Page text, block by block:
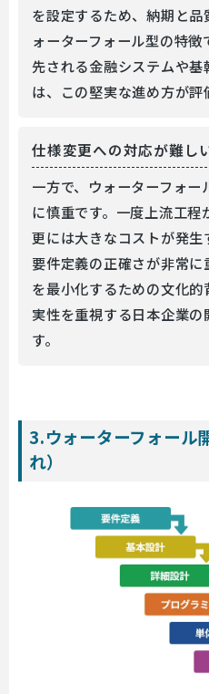
を設定するため、納期と
ォーターフォール型の特
先される金融システムや
は、この堅実な進め方が評
仕様変更への対応が難し
一方で、ウォーターフォ
に慎重です。一度上流工
更には大きなコストが発
要件定義の正確さが非常
を最小化するための文化
実性を重視する日本企業
す。
3.ウォーターフォール
れ）